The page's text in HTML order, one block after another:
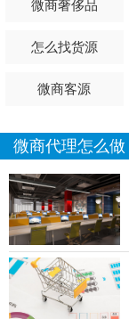
硬币环当然不是
它流行了一段时间。
第四，摆摊卖书和
书刊杂志，十块钱
个好地方，能卖的
第五，摆摊卖手机
卖手机配件，做手
微商奢侈品
怎么找货源
微商客源
微商代理怎么做